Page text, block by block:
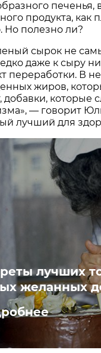
печенья,
продукта,
Но полезно ли?
сырок не
даже к сыру
переработки. В
жиров,
добавки, которые
— говорит
лучший для
лучших
желанных